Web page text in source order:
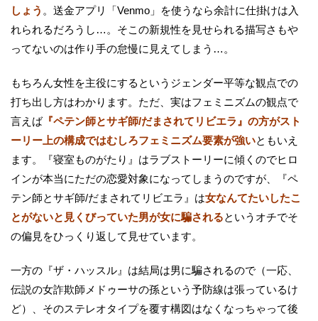
しょう 。送金アプリ「Venmo」を使うなら余計に仕掛けは入
れられるだろうし…。そこの新規性を見せられる描写さもや
ってないのは作り手の怠慢に見えてしまう…。
もちろん女性を主役にするというジェンダー平等な観点での
打ち出し方はわかります。ただ、実はフェミニズムの観点で
言えば『ペテン師とサギ師/だまされてリビエラ』の方がスト
ーリー上の構成ではむしろフェミニズム要素が強いともいえ
ます。『寝室ものがたり』はラブストーリーに傾くのでヒロ
インが本当にただの恋愛対象になってしまうのですが、『ペ
テン師とサギ師/だまされてリビエラ』は女なんてたいしたこ
とがないと見くびっていた男が女に騙されるというオチでそ
の偏見をひっくり返して見せています。
一方の『ザ・ハッスル』は結局は男に騙されるので（一応、
伝説の女詐欺師メドゥーサの孫という予防線は張っているけ
ど）、そのステレオタイプを覆す構図はなくなっちゃって後